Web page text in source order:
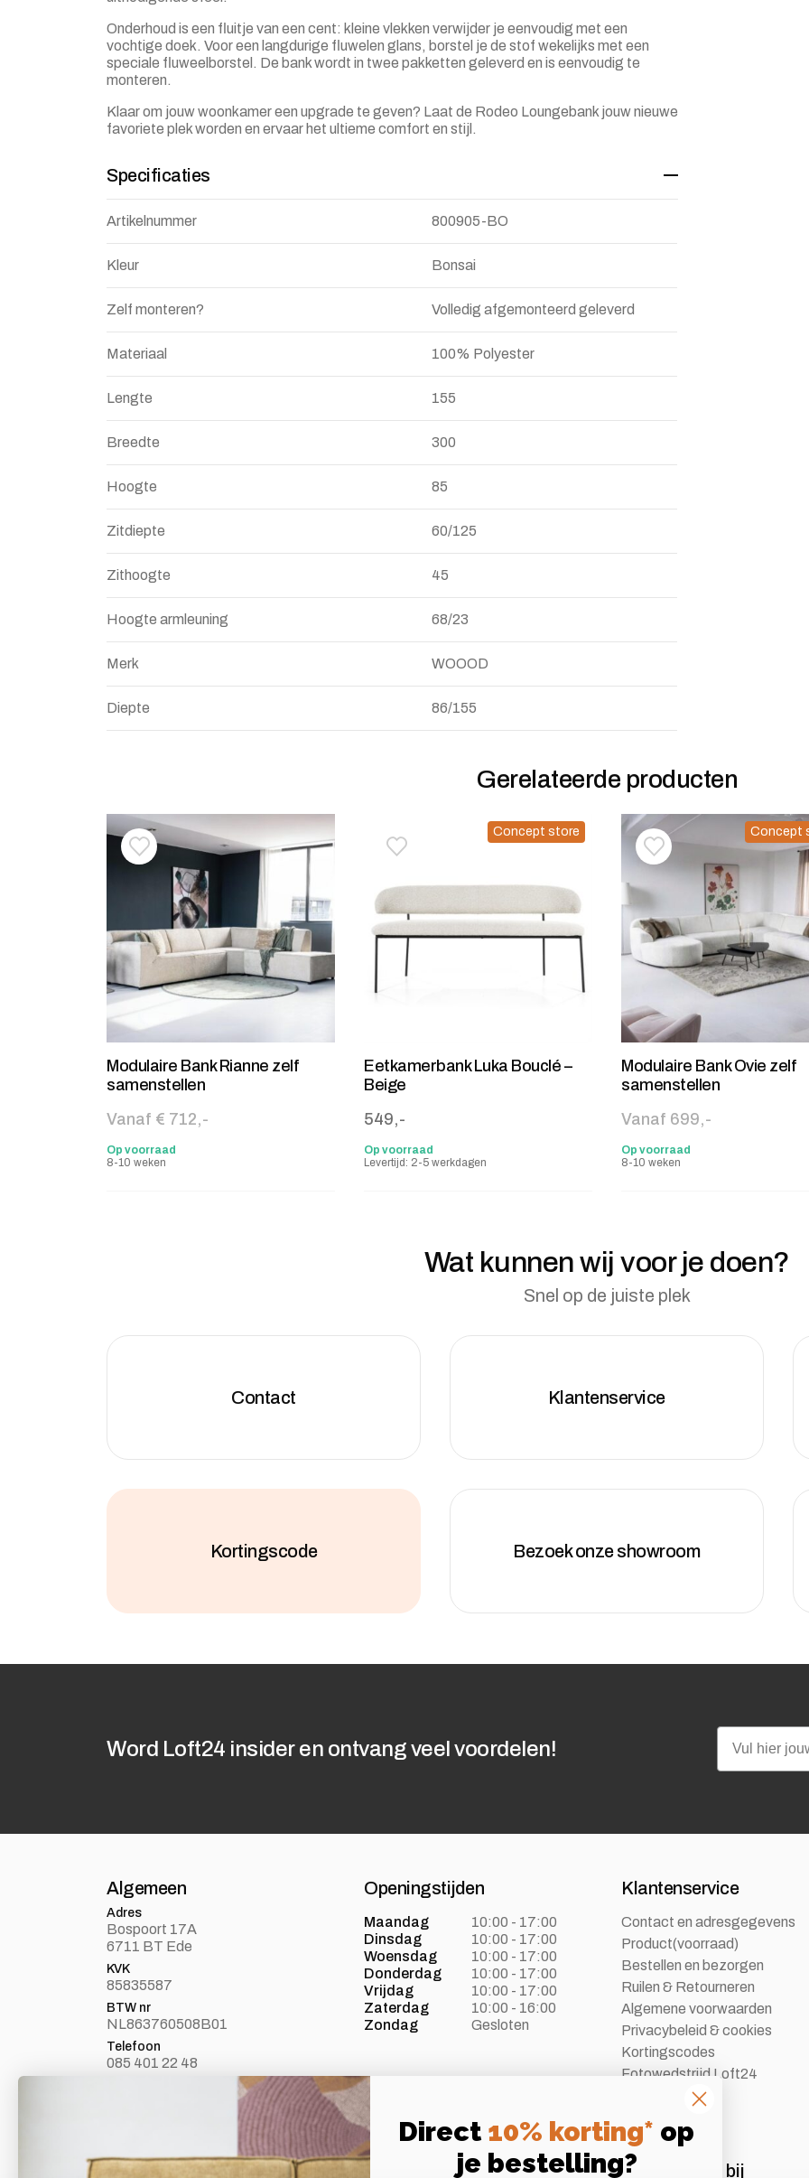
Onderhoud is een fluitje van een cent: kleine vlekken verwijder je eenvoudig met een
vochtige doek. Voor een langdurige fluwelen glans, borstel je de stof wekelijks met een
speciale fluweelborstel. De bank wordt in twee pakketten geleverd en is eenvoudig te
monteren.
Klaar om jouw woonkamer een upgrade te geven? Laat de Rodeo Loungebank jouw nieuwe
favoriete plek worden en ervaar het ultieme comfort en stijl.
Specificaties
Artikelnummer 800905-BO
Kleur Bonsai
Zelf monteren? Volledig afgemonteerd geleverd
Materiaal 100% Polyester
Lengte 155
Breedte 300
Hoogte 85
Zitdiepte 60/125
Zithoogte 45
Hoogte armleuning 68/23
Merk WOOOD
Diepte 86/155
Gerelateerde producten
Toevoegen aan verlanglijstje
Verwijderen van verlanglijst
Modulaire Bank Rianne zelf
samenstellen
Vanaf € 712,-
Op voorraad
8-10 weken
Concept store
Toevoegen aan verlanglijstje
Verwijderen van verlanglijst
Eetkamerbank Luka Bouclé –
Beige
549,-
Op voorraad
Levertijd: 2-5 werkdagen
Concept
Toevoegen aan
Verwijderen van
Modulaire Bank Ovie zelf
samenstellen
Vanaf 699,-
Op voorraad
8-10 weken
Wat kunnen wij voor je doen?
Snel op de juiste plek
Contact Klantenservice
Kortingscode Bezoek onze showroom
Word Loft24 insider en ontvang veel voordelen!
Email
Algemeen
Adres
Bospoort 17A
6711 BT Ede
KVK
85835587
BTW nr
NL863760508B01
Telefoon
085 401 22 48
Openingstijden
Maandag
10:00 - 17:00
Dinsdag
10:00 - 17:00
Woensdag
10:00 - 17:00
Donderdag
10:00 - 17:00
Vrijdag
10:00 - 17:00
Zaterdag
10:00 - 16:00
Zondag
Gesloten
Klantenservice
Contact en adresgegevens
Product(voorraad)
Bestellen en bezorgen
Ruilen & Retourneren
Algemene voorwaarden
Privacybeleid & cookies
Kortingscodes
Fotowedstrijd Loft24
Laat je inspireren Aangesloten bij
Direct 10% korting* op
je bestelling?